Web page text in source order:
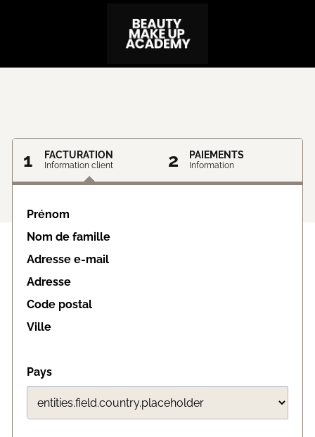
1 FACTURATION
Information client 2 PAIEMENTS
Information
Prénom
Nom de famille
Adresse e-mail
Adresse
Code postal
Ville
Pays